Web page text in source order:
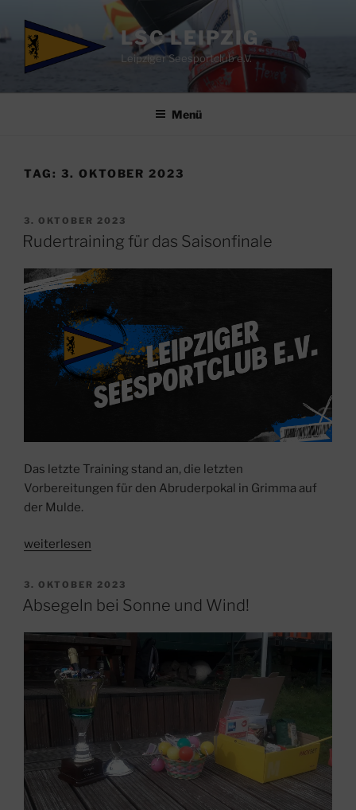
Inhalt
springen
LSC LEIPZIG
Leipziger Seesportclub e.V.
Menü
TAG: 3. OKTOBER 2023
VERÖFFENTLICHT
AM
3. OKTOBER 2023
Rudertraining für das Saisonfinale
Das letzte Training stand an, die letzten
Vorbereitungen für den Abruderpokal in Grimma auf
der Mulde.
„Rudertraining
das
Saisonfinale“
weiterlesen
VERÖFFENTLICHT
AM
3. OKTOBER 2023
Absegeln bei Sonne und Wind!